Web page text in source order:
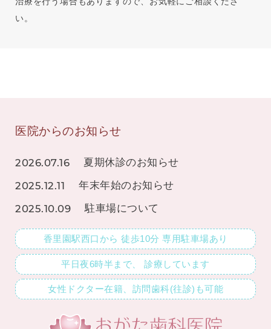
い。
医院からのお知らせ
2026.07.16 夏期休診のお知らせ
2025.12.11 年末年始のお知らせ
2025.10.09 駐車場について
香里園駅西口から 徒歩10分 専用駐車場あり
平日夜6時半まで、 診療しています
女性ドクター在籍、訪問歯科(往診)も可能